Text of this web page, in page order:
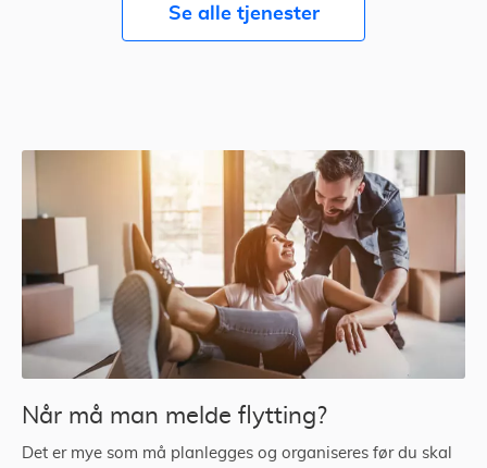
Se alle tjenester
Når må man melde flytting?
Det er mye som må planlegges og organiseres før du skal